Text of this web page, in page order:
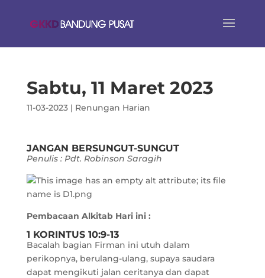
Sabtu, 11 Maret 2023
11-03-2023| Renungan Harian
JANGAN BERSUNGUT-SUNGUT
Penulis : Pdt. Robinson Saragih
Pembacaan Alkitab Hari ini :
1 KORINTUS 10:9-13
Bacalah bagian Firman ini utuh dalam
perikopnya, berulang-ulang, supaya saudara
dapat mengikuti jalan ceritanya dan dapat